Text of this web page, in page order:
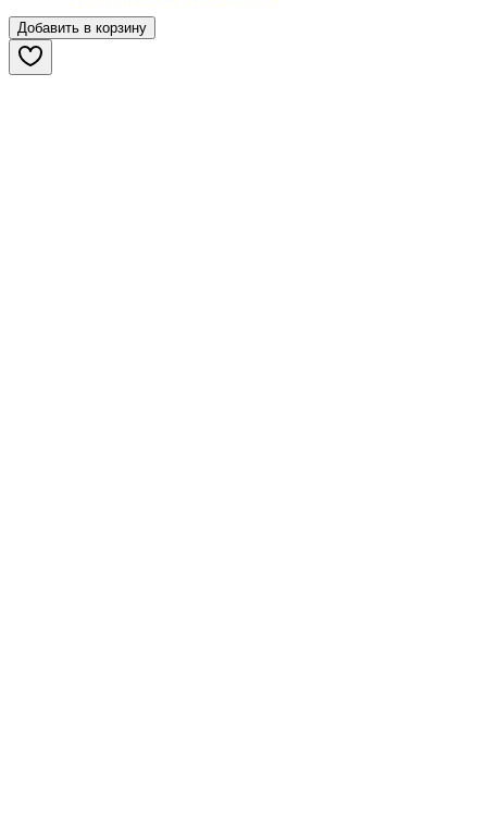
Добавить в корзину